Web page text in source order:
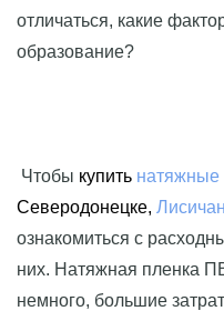
отличаться, какие
образование?
Чтобы купить натяжные
Северодонецке,
ознакомиться с
них. Натяжная пленка
немного, большие